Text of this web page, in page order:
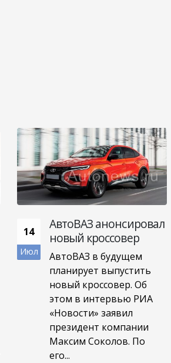
14
Июл
АвтоВАЗ анонсировал
новый кроссовер
АвтоВАЗ в будущем
планирует выпустить
новый кроссовер. Об
этом в интервью РИА
«Новости» заявил
президент компании
Максим Соколов. По
его...